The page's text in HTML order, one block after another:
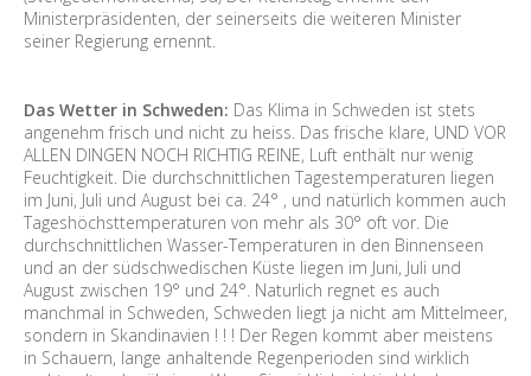
Ministerpräsidenten, der seinerseits die weiteren Minister
seiner Regierung ernennt.
Das Wetter in Schweden: Das Klima in Schweden ist stets
angenehm frisch und nicht zu heiss. Das frische klare, UND VOR
ALLEN DINGEN NOCH RICHTIG REINE, Luft enthält nur wenig
Feuchtigkeit. Die durchschnittlichen Tagestemperaturen liegen
im Juni, Juli und August bei ca. 24° , und natürlich kommen auch
Tageshöchsttemperaturen von mehr als 30° oft vor. Die
durchschnittlichen Wasser-Temperaturen in den Binnenseen
und an der südschwedischen Küste liegen im Juni, Juli und
August zwischen 19° und 24°. Naturlich regnet es auch
manchmal in Schweden, Schweden liegt ja nicht am Mittelmeer,
sondern in Skandinavien ! ! ! Der Regen kommt aber meistens
in Schauern, lange anhaltende Regenperioden sind wirklich